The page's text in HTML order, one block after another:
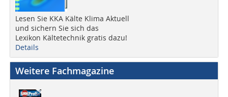
Lesen Sie KKA Kälte Klima Aktuell
und sichern Sie sich das
Lexikon Kältetechnik gratis dazu!
Details
Weitere Fachmagazine